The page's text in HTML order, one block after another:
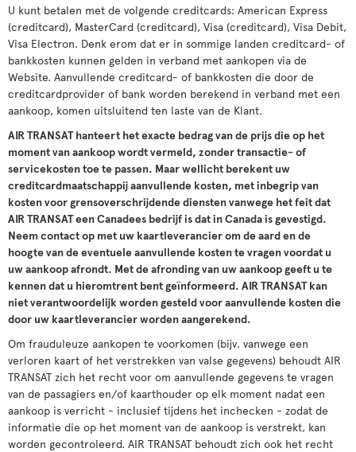
U kunt betalen met de volgende creditcards: American Express
(creditcard), MasterCard (creditcard), Visa (creditcard), Visa Debit,
Visa Electron. Denk erom dat er in sommige landen creditcard- of
bankkosten kunnen gelden in verband met aankopen via de
Website. Aanvullende creditcard- of bankkosten die door de
creditcardprovider of bank worden berekend in verband met een
aankoop, komen uitsluitend ten laste van de Klant.
AIR TRANSAT hanteert het exacte bedrag van de prijs die op het
moment van aankoop wordt vermeld, zonder transactie- of
servicekosten toe te passen. Maar wellicht berekent uw
creditcardmaatschappij aanvullende kosten, met inbegrip van
kosten voor grensoverschrijdende diensten vanwege het feit dat
AIR TRANSAT een Canadees bedrijf is dat in Canada is gevestigd.
Neem contact op met uw kaartleverancier om de aard en de
hoogte van de eventuele aanvullende kosten te vragen voordat u
uw aankoop afrondt. Met de afronding van uw aankoop geeft u te
kennen dat u hieromtrent bent geïnformeerd. AIR TRANSAT kan
niet verantwoordelijk worden gesteld voor aanvullende kosten die
door uw kaartleverancier worden aangerekend.
Om frauduleuze aankopen te voorkomen (bijv. vanwege een
verloren kaart of het verstrekken van valse gegevens) behoudt AIR
TRANSAT zich het recht voor om aanvullende gegevens te vragen
van de passagiers en/of kaarthouder op elk moment nadat een
aankoop is verricht - inclusief tijdens het inchecken - zodat de
informatie die op het moment van de aankoop is verstrekt, kan
worden gecontroleerd. AIR TRANSAT behoudt zich ook het recht